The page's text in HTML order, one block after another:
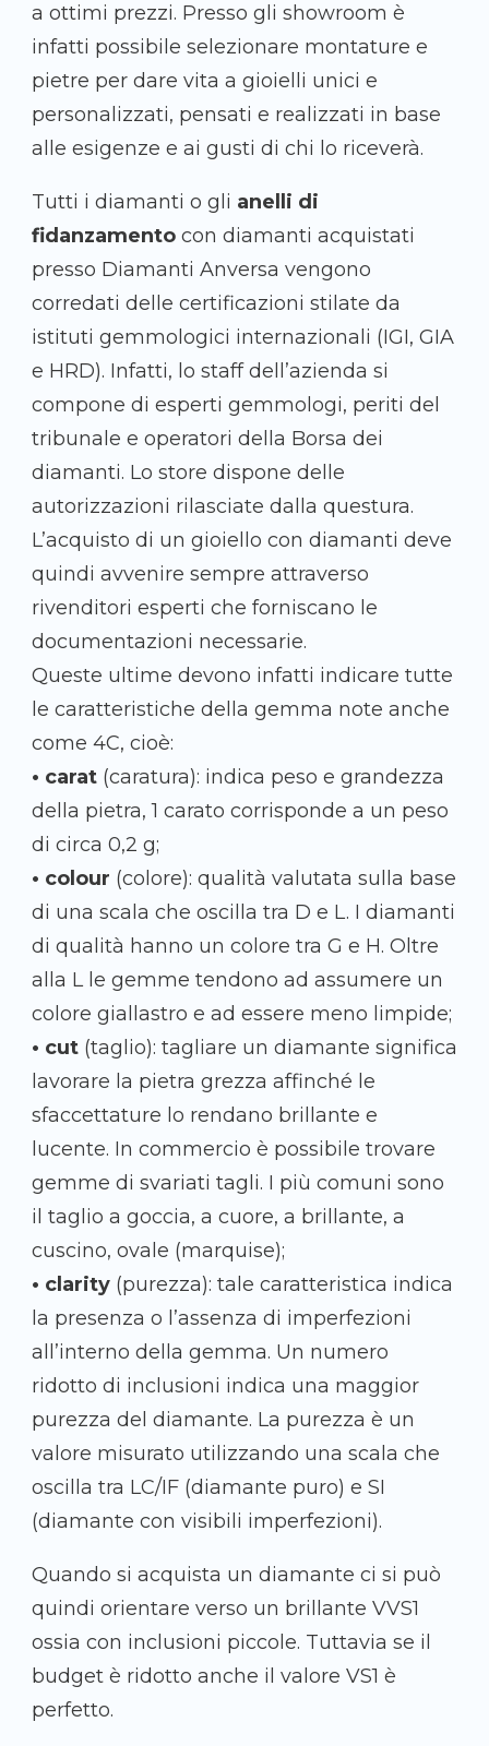
a ottimi prezzi. Presso gli showroom è
infatti possibile selezionare montature e
pietre per dare vita a gioielli unici e
personalizzati, pensati e realizzati in base
alle esigenze e ai gusti di chi lo riceverà.
Tutti i diamanti o gli anelli di
fidanzamento con diamanti acquistati
presso Diamanti Anversa vengono
corredati delle certificazioni stilate da
istituti gemmologici internazionali (IGI, GIA
e HRD). Infatti, lo staff dell’azienda si
compone di esperti gemmologi, periti del
tribunale e operatori della Borsa dei
diamanti. Lo store dispone delle
autorizzazioni rilasciate dalla questura.
L’acquisto di un gioiello con diamanti deve
quindi avvenire sempre attraverso
rivenditori esperti che forniscano le
documentazioni necessarie.
Queste ultime devono infatti indicare tutte
le caratteristiche della gemma note anche
come 4C, cioè:
• carat (caratura): indica peso e grandezza
della pietra, 1 carato corrisponde a un peso
di circa 0,2 g;
• colour (colore): qualità valutata sulla base
di una scala che oscilla tra D e L. I diamanti
di qualità hanno un colore tra G e H. Oltre
alla L le gemme tendono ad assumere un
colore giallastro e ad essere meno limpide;
• cut (taglio): tagliare un diamante significa
lavorare la pietra grezza affinché le
sfaccettature lo rendano brillante e
lucente. In commercio è possibile trovare
gemme di svariati tagli. I più comuni sono
il taglio a goccia, a cuore, a brillante, a
cuscino, ovale (marquise);
• clarity (purezza): tale caratteristica indica
la presenza o l’assenza di imperfezioni
all’interno della gemma. Un numero
ridotto di inclusioni indica una maggior
purezza del diamante. La purezza è un
valore misurato utilizzando una scala che
oscilla tra LC/IF (diamante puro) e SI
(diamante con visibili imperfezioni).
Quando si acquista un diamante ci si può
quindi orientare verso un brillante VVS1
ossia con inclusioni piccole. Tuttavia se il
budget è ridotto anche il valore VS1 è
perfetto.